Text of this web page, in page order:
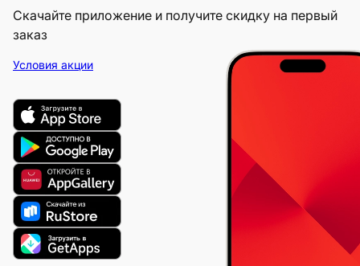
Скачайте приложение и получите скидку на первый
заказ
Условия акции